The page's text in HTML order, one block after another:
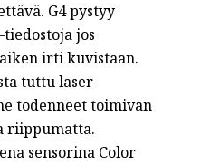
G4 pystyy
jos
irti kuvistaan.
tuttu laser-
todenneet toimivan
riippumatta.
sensorina Color